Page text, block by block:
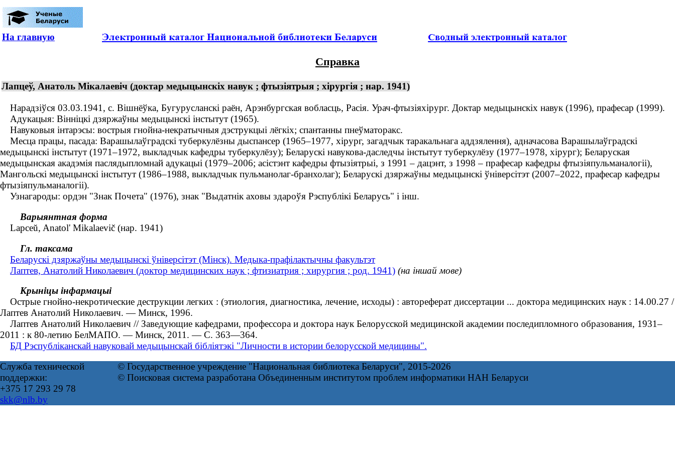
На главную
Справка
Лапцеў, Анатоль Мікалаевіч (доктар медыцынскіх навук ; фтызіятрыя ; хірургія ; нар. 1941)
Нарадзіўся 03.03.1941, с. Вішнёўка, Бугурусланскі раён, Арэнбургская вобласць, Расія. Урач-фтызіяхірург. Доктар медыцынскіх навук (1996), прафесар (1999).
Адукацыя: Вінніцкі дзяржаўны медыцынскі інстытут (1965).
Навуковыя інтарэсы: вострыя гнойна-некратычныя дэструкцыі лёгкіх; спантанны пнеўматоракс.
Месца працы, пасада: Варашылаўградскі туберкулёзны дыспансер (1965–1977, хірург, загадчык таракальнага аддзялення), адначасова Варашылаўградскі
медыцынскі інстытут (1971–1972, выкладчык кафедры туберкулёзу); Беларускі навукова-даследчы інстытут туберкулёзу (1977–1978, хірург); Беларуская
медыцынская акадэмія паслядыпломнай адукацыі (1979–2006; асістэнт кафедры фтызіятрыі, з 1991 – дацэнт, з 1998 – прафесар кафедры фтызіяпульманалогіі),
Мангольскі медыцынскі інстытут (1986–1988, выкладчык пульманолаг-бранхолаг); Беларускі дзяржаўны медыцынскі ўніверсітэт (2007–2022, прафесар кафедры
фтызіяпульманалогіі).
Узнагароды: ордэн "Знак Почета" (1976), знак "Выдатнік аховы здароўя Рэспублікі Беларусь" і інш.
Варыянтная форма
Lapceŭ, Anatol' Mіkalaevіč (нар. 1941)
Гл. таксама
Беларускі дзяржаўны медыцынскі ўніверсітэт (Мінск). Медыка-прафілактычны факультэт
Лаптев, Анатолий Николаевич (доктор медицинских наук ; фтизиатрия ; хирургия ; род. 1941) (на іншай мове)
Крыніцы інфармацыі
Острые гнойно-некротические деструкции легких : (этиология, диагностика, лечение, исходы) : автореферат диссертации ... доктора медицинских наук : 14.00.27 /
Лаптев Анатолий Николаевич. — Минск, 1996.
Лаптев Анатолий Николаевич // Заведующие кафедрами, профессора и доктора наук Белорусской медицинской академии последипломного образования, 1931–
2011 : к 80-летию БелМАПО. — Минск, 2011. — С. 363—364.
БД Рэспубліканскай навуковай медыцынскай бібліятэкі "Личности в истории белорусской медицины".
Служба технической
поддержки:
+375 17 293 29 78
skk@nlb.by
© Государственное учреждение "Национальная библиотека Беларуси", 2015-2026
© Поисковая система разработана Объединенным институтом проблем информатики НАН Беларуси